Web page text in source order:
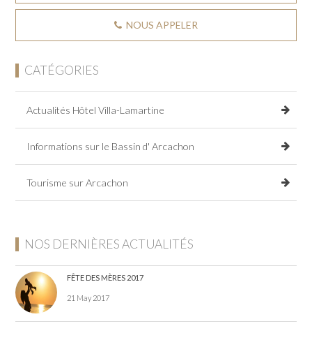
NOUS APPELER
CATÉGORIES
Actualités Hôtel Villa-Lamartine
Informations sur le Bassin d' Arcachon
Tourisme sur Arcachon
NOS DERNIÈRES ACTUALITÉS
FÊTE DES MÈRES 2017
21 May 2017